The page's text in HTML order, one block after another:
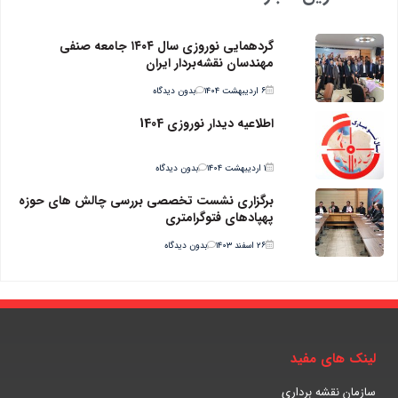
گردهمایی نوروزی سال ۱۴۰۴ جامعه صنفی
مهندسان نقشه‌بردار ایران
۶ اردیبهشت ۱۴۰۴ بدون دیدگاه
اطلاعیه دیدار نوروزی 1404
۱ اردیبهشت ۱۴۰۴ بدون دیدگاه
برگزاری نشست تخصصی بررسی چالش های حوزه
پهپادهای فتوگرامتری
۲۶ اسفند ۱۴۰۳ بدون دیدگاه
لینک های مفید
سازمان نقشه برداری